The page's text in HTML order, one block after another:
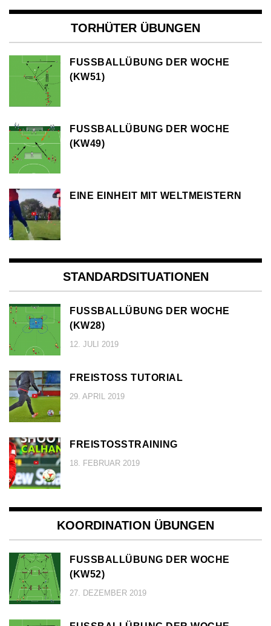
TORHÜTER ÜBUNGEN
FUSSBALLÜBUNG DER WOCHE (
KW51)
FUSSBALLÜBUNG DER WOCHE (
KW49)
EINE EINHEIT MIT WELTMEISTERN
STANDARDSITUATIONEN
FUSSBALLÜBUNG DER WOCHE (
KW28)
12. JULI 2019
FREISTOSS TUTORIAL
29. APRIL 2019
FREISTOSSTRAINING
18. FEBRUAR 2019
KOORDINATION ÜBUNGEN
FUSSBALLÜBUNG DER WOCHE (
KW52)
27. DEZEMBER 2019